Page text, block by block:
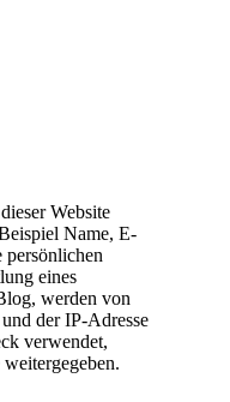
Website
Name, E-
persönlichen
eines
werden von
der IP-Adresse
verwendet,